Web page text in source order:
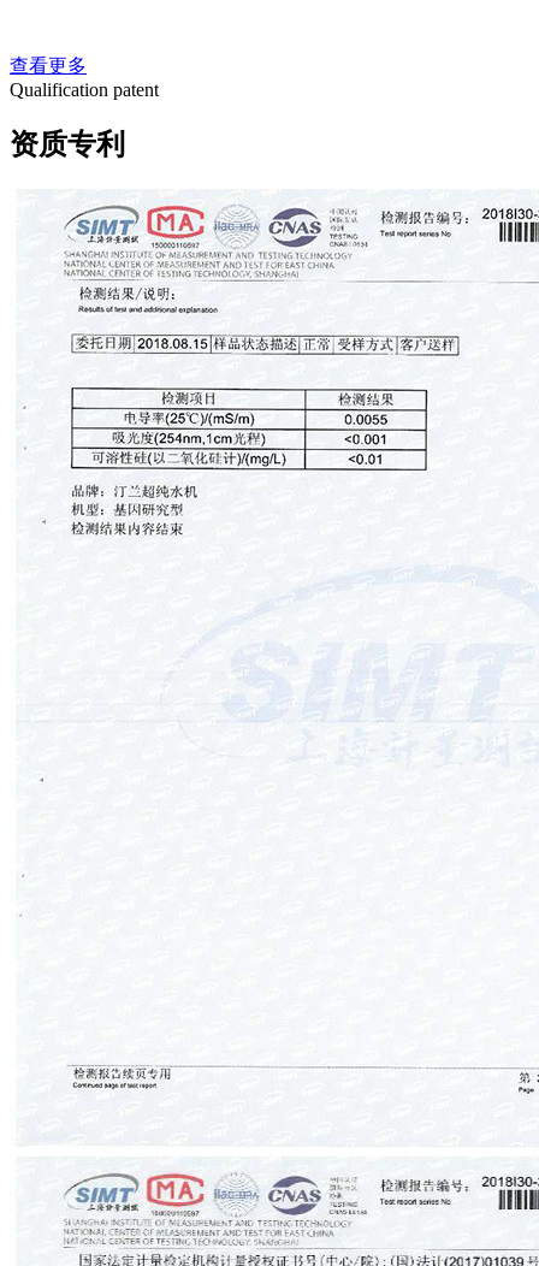
查看更多
Qualification patent
资质专利